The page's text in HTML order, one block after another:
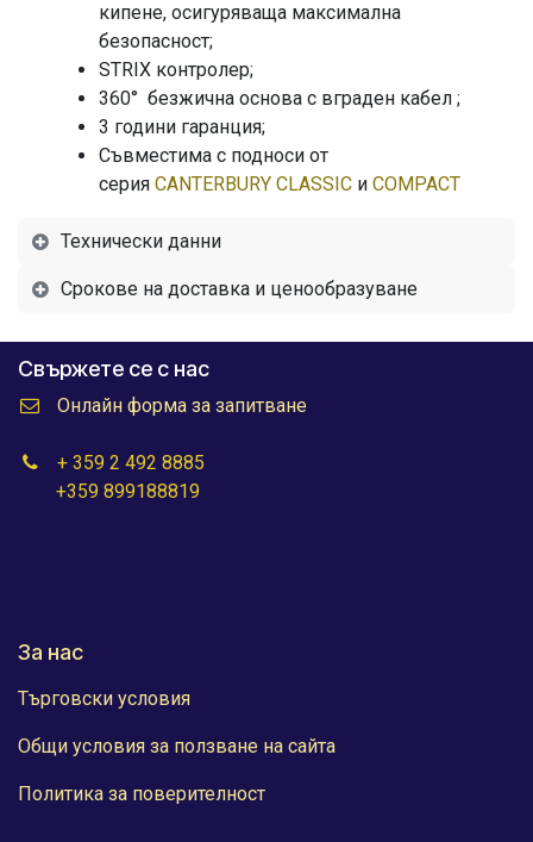
кипене, осигуряваща максимална
безопасност;
STRIX контролер;
360° безжична основа с вграден кабел ;
3 години гаранция;
Съвместима с подноси от
серия CANTERBURY CLASSIC и COMPACT
Технически данни
Срокове на доставка и ценообразуване
Свържете се с нас
Онлайн форма за запитване
+ 359 2 492 8885
+359 899188819
За нас
Търговски условия
Общи условия за ползване на сайта
Политика за поверителност